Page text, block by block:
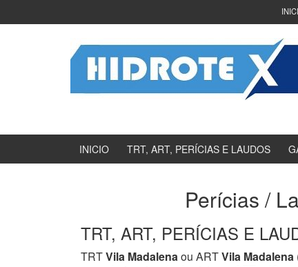
INICIO TRT, ART, PERÍCIAS E LAUDOS
Perícias /
TRT, ART, PERÍCIAS E
TRTVila Madalenaou ARTVila Madalena